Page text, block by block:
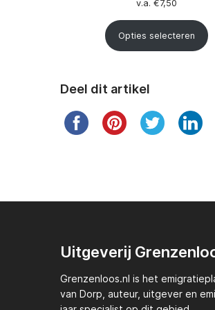
v.a.€7,50
Opties selecteren
Deel dit artikel
Uitgeverij
Grenzenloos.nl is het
van Dorp, auteur, uitgever en